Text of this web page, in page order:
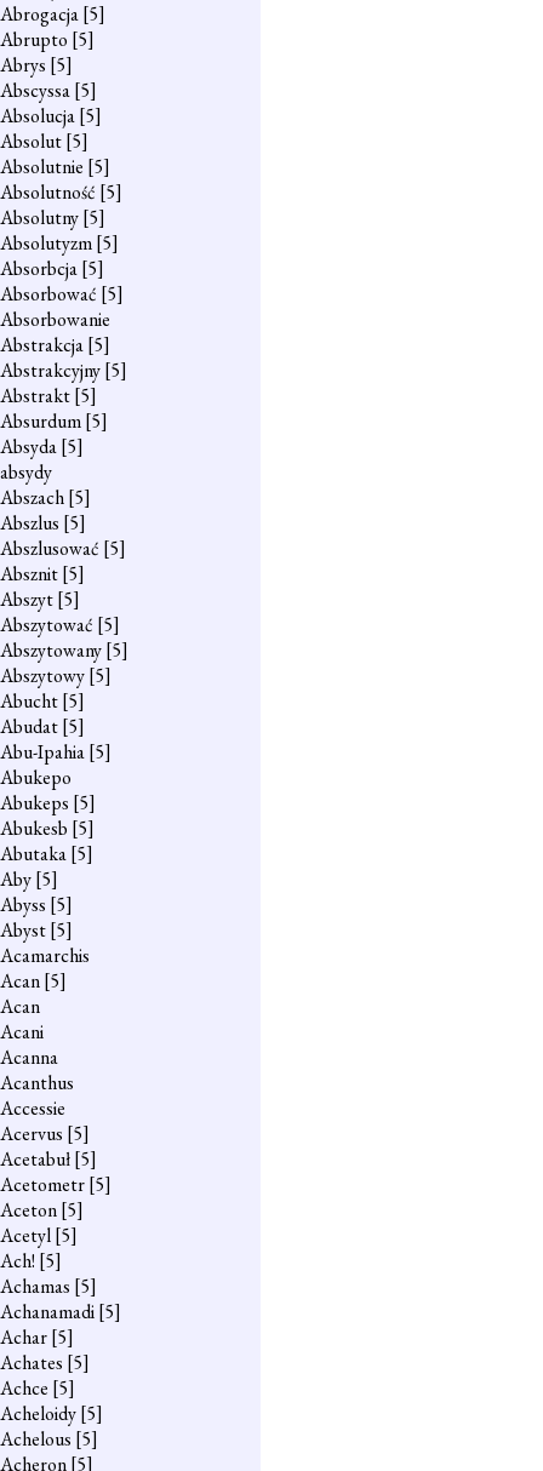
Abrogacja[5]
Abrupto [5]
Abrys [5]
Abscyssa[5]
Absolucja[5]
Absolut[5]
Absolutnie [5]
Absolutność [5]
Absolutny[5]
Absolutyzm[5]
Absorbcja[5]
Absorbować [5]
Absorbowanie
Abstrakcja[5]
Abstrakcyjny[5]
Abstrakt[5]
Absurdum[5]
Absyda[5]
absydy
Abszach[5]
Abszlus [5]
Abszlusować [5]
Absznit[5]
Abszyt[5]
Abszytować [5]
Abszytowany[5]
Abszytowy[5]
Abucht[5]
Abudat[5]
Abu-Ipahia[5]
Abukepo
Abukeps [5]
Abukesb [5]
Abutaka[5]
Aby[5]
Abyss [5]
Abyst[5]
Acamarchis
Acan[5]
Acan
Acani
Acanna
Acanthus
Accessie
Acervus [5]
Acetabuł[5]
Acetometr[5]
Aceton[5]
Acetyl[5]
Ach! [5]
Achamas [5]
Achanamadi[5]
Achar[5]
Achates [5]
Achce [5]
Acheloidy[5]
Achelous [5]
Acheron[5]